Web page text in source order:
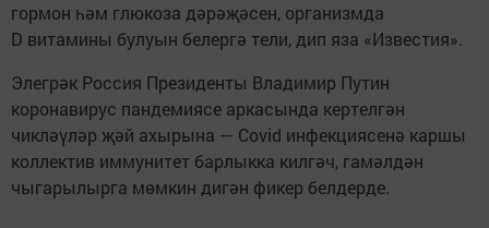
гормон һәм глюкоза дәрәҗәсен, организмда
D витамины булуын белергә тели, дип яза «Известия».
Элегрәк Россия Президенты Владимир Путин
коронавирус пандемиясе аркасында кертелгән
чикләүләр җәй ахырына — Covid инфекциясенә каршы
коллектив иммунитет барлыкка килгәч, гамәлдән
чыгарылырга мөмкин дигән фикер белдерде.